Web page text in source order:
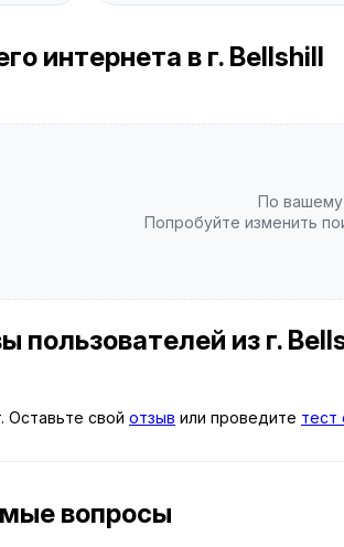
интернета в г. Bellshill
По вашему
Попробуйте изменить
пользователей из г.
Оставьте свой отзыв или проведите тест
вопросы